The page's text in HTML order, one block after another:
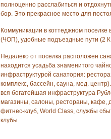
полноценно расслабиться и
бор. Это прекрасное место для
Коммуникации в коттеджном поселке
(ЧОП), удобные подъездные пути (2
Недалеко от поселка расположен
находится усадьба знаменитого
инфраструктурой санатория:
комплекс, бассейн, сауна, мед.
вся богатейшая инфраструктура
магазины, салоны, рестораны, кафе,
фитнес-клуб, World Class, службы
клубы.